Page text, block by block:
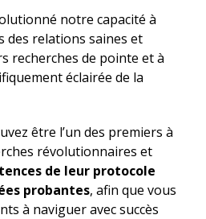
notre capacité à
des relations saines et
recherches de pointe et à
éclairée de la
être l’un des premiers à
révolutionnaires et
de leur protocole
probantes, afin que vous
à naviguer avec succès